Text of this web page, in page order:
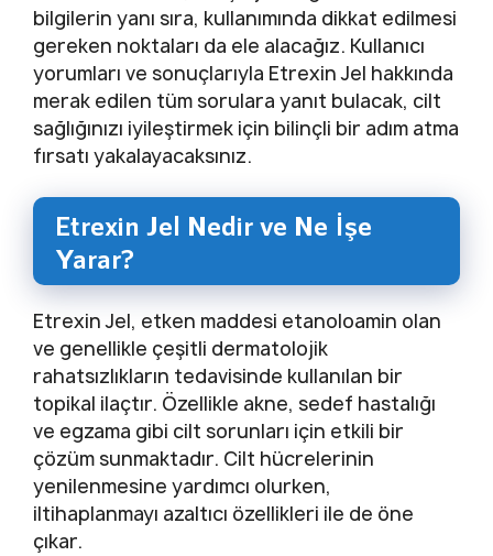
bilgilerin yanı sıra, kullanımında dikkat edilmesi
gereken noktaları da ele alacağız. Kullanıcı
yorumları ve sonuçlarıyla Etrexin Jel hakkında
merak edilen tüm sorulara yanıt bulacak, cilt
sağlığınızı iyileştirmek için bilinçli bir adım atma
fırsatı yakalayacaksınız.
Etrexin Jel Nedir ve Ne İşe
Yarar?
Etrexin Jel, etken maddesi etanoloamin olan
ve genellikle çeşitli dermatolojik
rahatsızlıkların tedavisinde kullanılan bir
topikal ilaçtır. Özellikle akne, sedef hastalığı
ve egzama gibi cilt sorunları için etkili bir
çözüm sunmaktadır. Cilt hücrelerinin
yenilenmesine yardımcı olurken,
iltihaplanmayı azaltıcı özellikleri ile de öne
çıkar.